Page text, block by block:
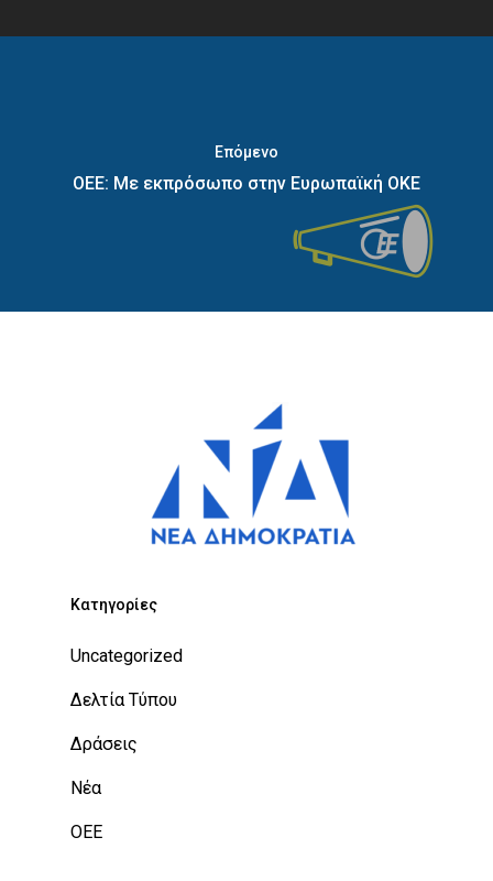
Επόμενο
ΟΕΕ: Με εκπρόσωπο στην Ευρωπαϊκή ΟΚΕ
Kατηγορίες
Uncategorized
Δελτία Τύπου
Δράσεις
Νέα
ΟΕΕ